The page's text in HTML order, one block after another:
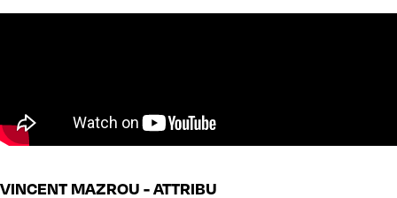
VINCENT MAZROU - ATTRIBU